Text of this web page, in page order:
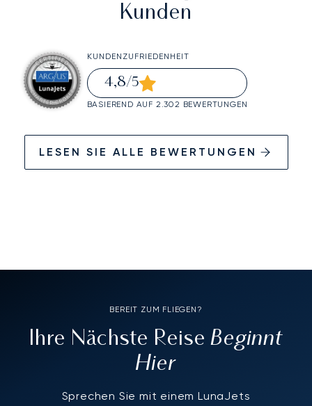
Kunden
KUNDENZUFRIEDENHEIT
4,8/5
BASIEREND AUF 2.302 BEWERTUNGEN
LESEN SIE ALLE BEWERTUNGEN
BEREIT ZUM FLIEGEN?
Ihre Nächste ReiseBeginnt
Hier
Sprechen Sie mit einem LunaJets